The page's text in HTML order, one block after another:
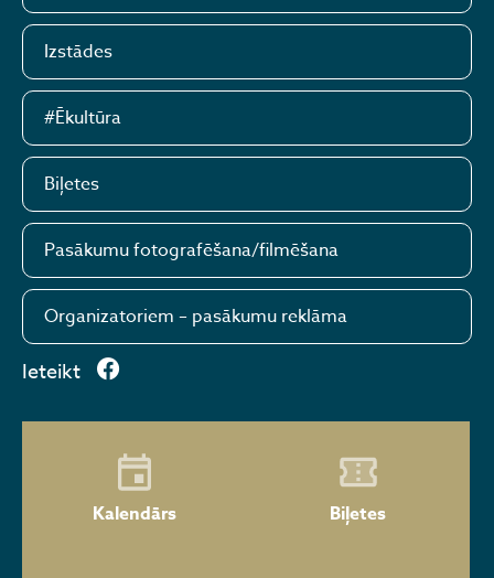
Izstādes
#Ēkultūra
Biļetes
Pasākumu fotografēšana/filmēšana
Organizatoriem – pasākumu reklāma
Ieteikt
Kalendārs Biļetes